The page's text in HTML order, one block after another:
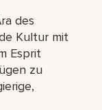
des
Kultur mit
Esprit
zu